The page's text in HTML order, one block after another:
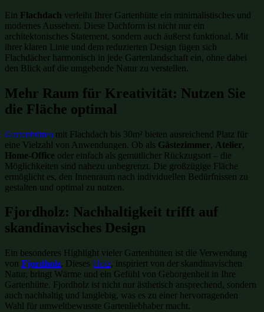
Ein Flachdach verleiht Ihrer Gartenhütte ein minimalistisches und
modernes Aussehen. Diese Dachform ist nicht nur ein
architektonisches Statement, sondern auch äußerst funktional. Mit
ihrer klaren Linie und dem reduzierten Design fügen sich
Flachdächer harmonisch in jede Gartenlandschaft ein, ohne dabei
den Blick auf die umgebende Natur zu verstellen.
Mehr Raum für Kreativität: Nutzen Sie
die Fläche optimal
Gartenhütten mit Flachdach bis 30m² bieten ausreichend Platz für
eine Vielzahl von Anwendungen. Ob als Gästezimmer, Atelier,
Home-Office oder einfach als gemütlicher Rückzugsort – die
Möglichkeiten sind nahezu unbegrenzt. Die großzügige Fläche
ermöglicht es, den Innenraum nach individuellen Bedürfnissen zu
gestalten und optimal zu nutzen.
Fjordholz: Nachhaltigkeit trifft auf
skandinavisches Design
Ein besonderes Highlight vieler Gartenhütten ist die Verwendung
von Fjordholz. Dieses Holz, inspiriert von der skandinavischen
Natur, bringt Wärme und ein Gefühl von Geborgenheit in Ihre
Gartenhütte. Fjordholz ist nicht nur ästhetisch ansprechend, sondern
auch nachhaltig und langlebig, was es zu einer hervorragenden
Wahl für umweltbewusste Gartenliebhaber macht.